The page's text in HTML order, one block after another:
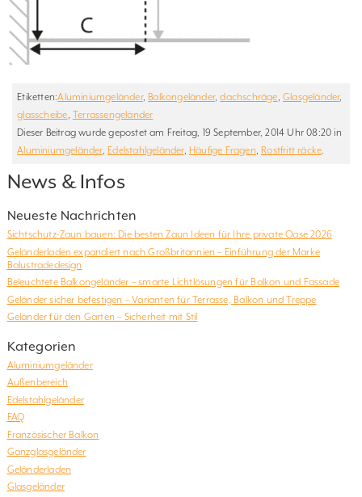
Etiketten:Aluminiumgeländer, Balkongeländer,dachschräge, Glasgeländer,
glasscheibe, Terrassengeländer
Dieser Beitrag wurde gepostet am Freitag, 19 September, 2014 Uhr 08:20 in
Aluminiumgeländer, Edelstahlgeländer, Häufige Fragen, Rostfritt räcke.
News & Infos
Neueste Nachrichten
Sichtschutz-Zaun bauen: Die besten Zaun Ideen für Ihre private Oase 2026
Geländerladen expandiert nach Großbritannien – Einführung der Marke
Balustradedesign
Beleuchtete Balkongeländer – smarte Lichtlösungen für Balkon und Fassade
Geländer sicher befestigen – Varianten für Terrasse, Balkon und Treppe
Geländer für den Garten – Sicherheit mit Stil
Kategorien
Aluminiumgeländer
Außenbereich
Edelstahlgeländer
FAQ
Französischer Balkon
Ganzglasgeländer
Geländerladen
Glasgeländer